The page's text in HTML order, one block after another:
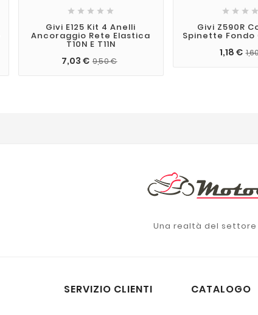
    
Givi E125 Kit 4 Anelli
Ancoraggio Rete Elastica
T10N E T11N
7,03 € 9,50 €
   
Givi Z590R
Spinette
1,18 €
Una realtà del settore
SERVIZIO CLIENTI CATALOGO